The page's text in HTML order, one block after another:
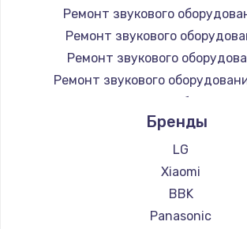
Ремонт звукового
Ремонт звукового
Ремонт звукового
Ремонт звукового
Ремонт звукового
Бренды
LG
Xiaomi
BBK
Panasonic